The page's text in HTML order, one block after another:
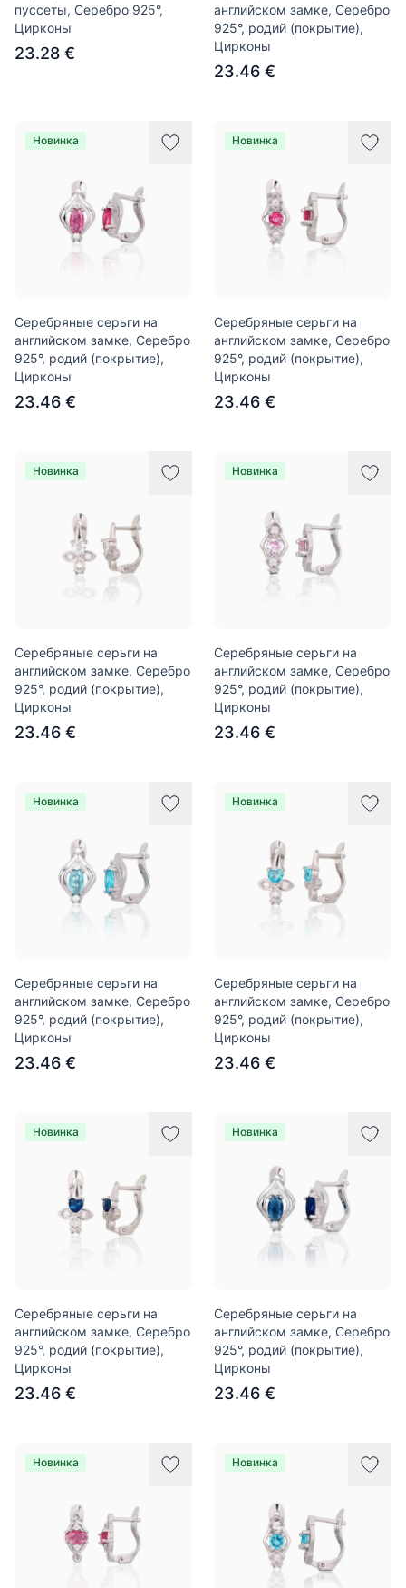
пуссеты, Серебро 925°,
Цирконы
23.28 €
английском замке, Серебро
925°, родий (покрытие),
Цирконы
23.46 €
Новинка
Серебряные серьги на
английском замке, Серебро
925°, родий (покрытие),
Цирконы
23.46 €
Новинка
Серебряные серьги на
английском замке, Серебро
925°, родий (покрытие),
Цирконы
23.46 €
Новинка
Серебряные серьги на
английском замке, Серебро
925°, родий (покрытие),
Цирконы
23.46 €
Новинка
Серебряные серьги на
английском замке, Серебро
925°, родий (покрытие),
Цирконы
23.46 €
Новинка
Серебряные серьги на
английском замке, Серебро
925°, родий (покрытие),
Цирконы
23.46 €
Новинка
Серебряные серьги на
английском замке, Серебро
925°, родий (покрытие),
Цирконы
23.46 €
Новинка
Серебряные серьги на
английском замке, Серебро
925°, родий (покрытие),
Цирконы
23.46 €
Новинка
Серебряные серьги на
английском замке, Серебро
925°, родий (покрытие),
Цирконы
23.46 €
Новинка Новинка